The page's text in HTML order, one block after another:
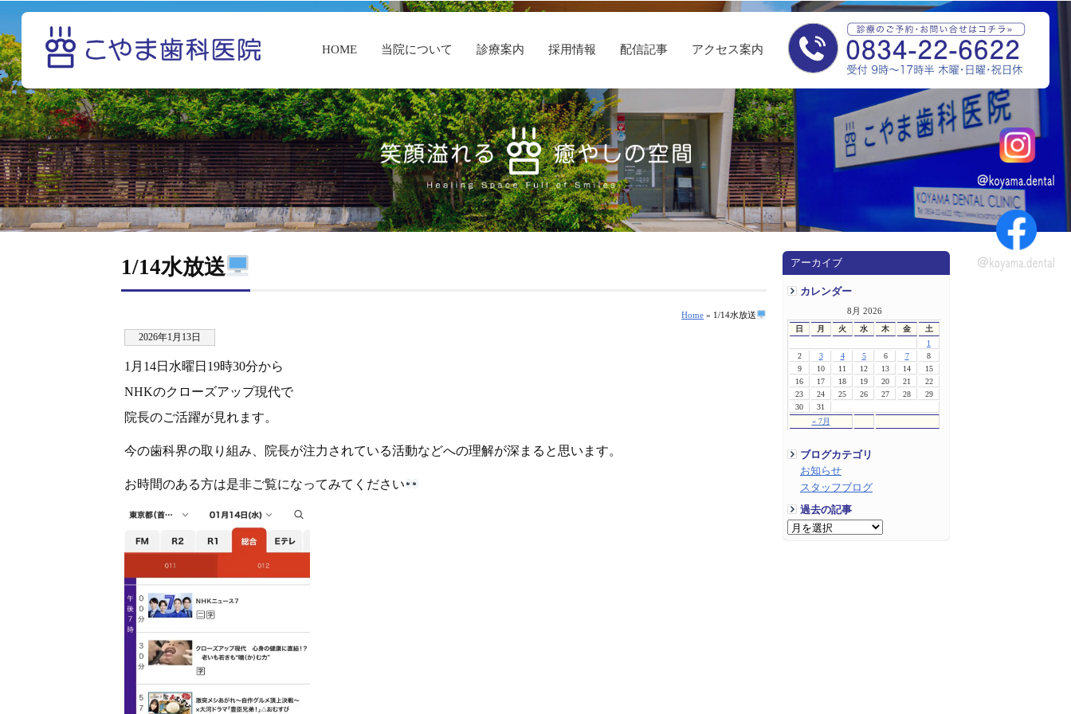
HOME 当院について 診療案内 採用情報 配信記事 アクセス案内
アーカイブ
カレンダー
8月 2026
日 月 火 水 木 金 土
« 7月
1
2
3 4 5 6 7
8
9
10 11 12 13 14
15
16
17 18 19 20 21
22
23
24 25 26 27 28
29
30
31
ブログカテゴリ
お知らせ
スタッフブログ
過去の記事
1/14水放送
Home » 1/14水放送
2026年1月13日
1月14日水曜日19時30分から
NHKのクローズアップ現代で
院長のご活躍が見れます。
今の歯科界の取り組み、院長が注力されている活動などへの理解が深まると思います。
お時間のある方は是非ご覧になってみてください